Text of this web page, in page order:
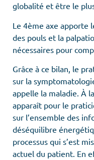
globalité et être le
Le 4ème axe apporte
des pouls et la
nécessaires pour
Grâce à ce bilan, le
sur la
appelle la maladie. À
apparaît pour le
sur l’ensemble des
déséquilibre
processus qui s’est
actuel du patient. En